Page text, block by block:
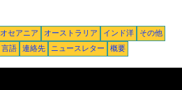
オセアニア オーストラリア インド洋
その他
言語 連絡先 ニュースレター 概要